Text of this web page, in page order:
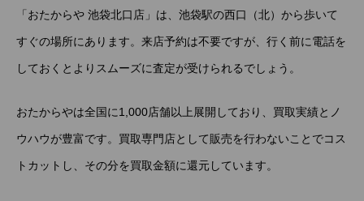
「おたからや 池袋北口店」は、池袋駅の西口（北）から歩いて
すぐの場所にあります。来店予約は不要ですが、行く前に電話を
しておくとよりスムーズに査定が受けられるでしょう。
おたからやは全国に1,000店舗以上展開しており、買取実績とノ
ウハウが豊富です。買取専門店として販売を行わないことでコス
トカットし、その分を買取金額に還元しています。